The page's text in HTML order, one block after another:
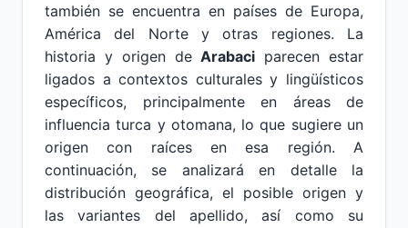
también se encuentra en países de Europa,
América del Norte y otras regiones. La
historia y origen deArabaci parecen estar
ligados a contextos culturales y lingüísticos
específicos, principalmente en áreas de
influencia turca y otomana, lo que sugiere un
origen con raíces en esa región. A
continuación, se analizará en detalle la
distribución geográfica, el posible origen y
las variantes del apellido, así como su